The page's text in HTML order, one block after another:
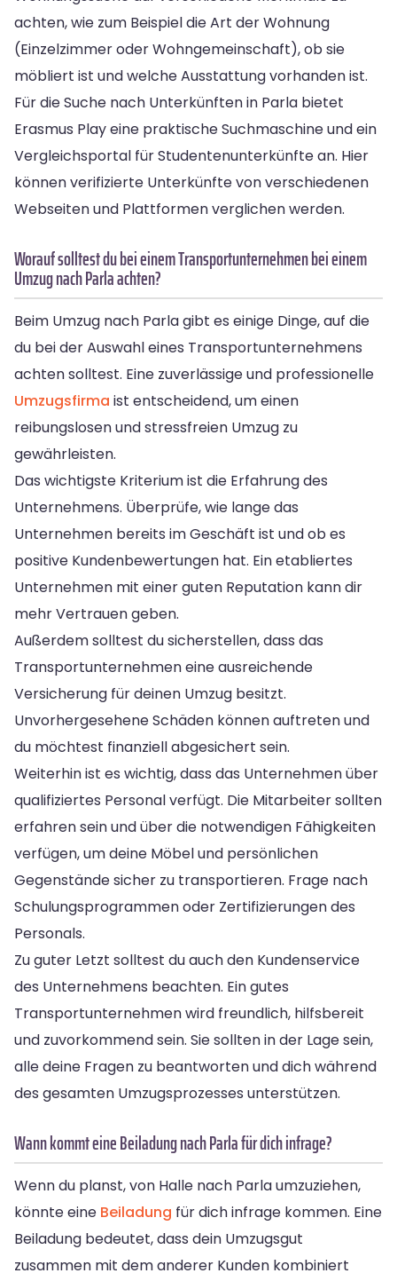
achten, wie zum Beispiel die Art der Wohnung
(Einzelzimmer oder Wohngemeinschaft), ob sie
möbliert ist und welche Ausstattung vorhanden ist.
Für die Suche nach Unterkünften in Parla bietet
Erasmus Play eine praktische Suchmaschine und ein
Vergleichsportal für Studentenunterkünfte an. Hier
können verifizierte Unterkünfte von verschiedenen
Webseiten und Plattformen verglichen werden.
Worauf solltest du bei einem Transportunternehmen bei einem
Umzug nach Parla achten?
Beim Umzug nach Parla gibt es einige Dinge, auf die
du bei der Auswahl eines Transportunternehmens
achten solltest. Eine zuverlässige und professionelle
Umzugsfirma ist entscheidend, um einen
reibungslosen und stressfreien Umzug zu
gewährleisten.
Das wichtigste Kriterium ist die Erfahrung des
Unternehmens. Überprüfe, wie lange das
Unternehmen bereits im Geschäft ist und ob es
positive Kundenbewertungen hat. Ein etabliertes
Unternehmen mit einer guten Reputation kann dir
mehr Vertrauen geben.
Außerdem solltest du sicherstellen, dass das
Transportunternehmen eine ausreichende
Versicherung für deinen Umzug besitzt.
Unvorhergesehene Schäden können auftreten und
du möchtest finanziell abgesichert sein.
Weiterhin ist es wichtig, dass das Unternehmen über
qualifiziertes Personal verfügt. Die Mitarbeiter sollten
erfahren sein und über die notwendigen Fähigkeiten
verfügen, um deine Möbel und persönlichen
Gegenstände sicher zu transportieren. Frage nach
Schulungsprogrammen oder Zertifizierungen des
Personals.
Zu guter Letzt solltest du auch den Kundenservice
des Unternehmens beachten. Ein gutes
Transportunternehmen wird freundlich, hilfsbereit
und zuvorkommend sein. Sie sollten in der Lage sein,
alle deine Fragen zu beantworten und dich während
des gesamten Umzugsprozesses unterstützen.
Wann kommt eine Beiladung nach Parla für dich infrage?
Wenn du planst, von Halle nach Parla umzuziehen,
könnte eine Beiladung für dich infrage kommen. Eine
Beiladung bedeutet, dass dein Umzugsgut
zusammen mit dem anderer Kunden kombiniert